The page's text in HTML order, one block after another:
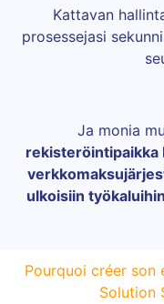
Kattavan
prosessejasi
Ja monia
rekisteröintipaikka
ulkoisiin työkaluihin
Pourquoi créer son
Solution